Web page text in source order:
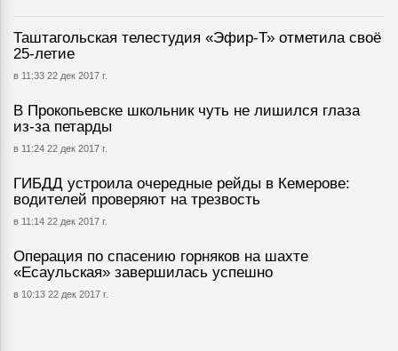
Таштагольская телестудия «Эфир-Т» отметила своё
25-летие
в 11:33 22 дек 2017 г.
В Прокопьевске школьник чуть не лишился глаза
из-за петарды
в 11:24 22 дек 2017 г.
ГИБДД устроила очередные рейды в Кемерове:
водителей проверяют на трезвость
в 11:14 22 дек 2017 г.
Операция по спасению горняков на шахте
«Есаульская» завершилась успешно
в 10:13 22 дек 2017 г.